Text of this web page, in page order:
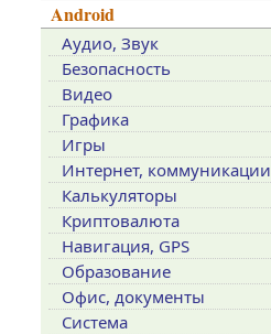
Android
Аудио, Звук
Безопасность
Видео
Графика
Игры
Интернет, коммуникации
Калькуляторы
Криптовалюта
Навигация, GPS
Образование
Офис, документы
Система